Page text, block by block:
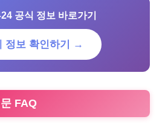
공식 정보 바로가기
정보 확인하기 →
FAQ